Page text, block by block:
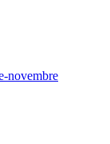
novembre